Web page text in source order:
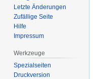
Letzte Änderungen
Zufällige Seite
Hilfe
Impressum
Werkzeuge
Spezialseiten
Druckversion